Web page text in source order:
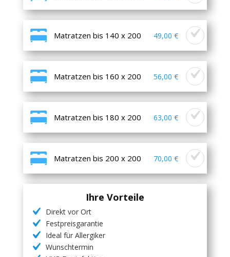
Matratzen bis 140 x 200 49,00 €
Matratzen bis 160 x 200 56,00 €
Matratzen bis 180 x 200 63,00 €
Matratzen bis 200 x 200 70,00 €
Ihre Vorteile
Direkt vor Ort
Festpreisgarantie
Ideal für Allergiker
Wunschtermin